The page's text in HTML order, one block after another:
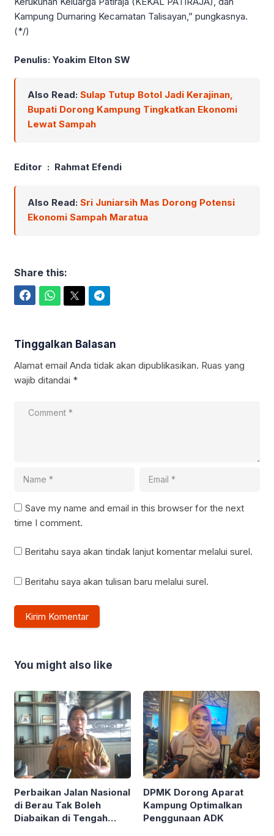
Kampung Dumaring Kecamatan Talisayan,” pungkasnya.
(*/)
Penulis: Yoakim Elton SW
Also Read: Sulap Tutup Botol Jadi Kerajinan,
Bupati Dorong Kampung Tingkatkan Ekonomi
Lewat Sampah
Editor : Rahmat Efendi
Also Read: Sri Juniarsih Mas Dorong Potensi
Ekonomi Sampah Maratua
Share this:
Tinggalkan Balasan
Alamat email Anda tidak akan dipublikasikan. Ruas yang
wajib ditandai *
Save my name and email in this browser for the next
time I comment.
Beritahu saya akan tindak lanjut komentar melalui surel.
Beritahu saya akan tulisan baru melalui surel.
You might also like
Perbaikan Jalan Nasional
di Berau Tak Boleh
Diabaikan di Tengah
DPMK Dorong Aparat
Kampung Optimalkan
Penggunaan ADK